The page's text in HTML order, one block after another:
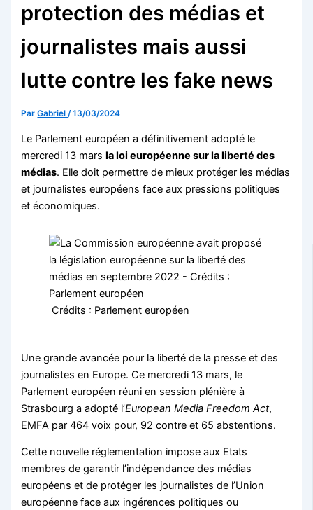
protection des médias et
journalistes mais aussi
lutte contre les fake news
ParGabriel/13/03/2024
Le Parlement européen a définitivement adopté le
mercredi 13 marsla loi européenne sur la liberté des
médias. Elle doit permettre de mieux protéger les médias
et journalistes européens face aux pressions politiques
et économiques.
Crédits : Parlement européen
Une grande avancée pour la liberté de la presse et des
journalistes en Europe. Ce mercredi 13 mars, le
Parlement européen réuni en session plénière à
Strasbourg a adopté l’European Media Freedom Act,
EMFA par 464 voix pour, 92 contre et 65 abstentions.
Cette nouvelle réglementation impose aux Etats
membres de garantir l’indépendance des médias
européens et de protéger les journalistes de l’Union
européenne face aux ingérences politiques ou